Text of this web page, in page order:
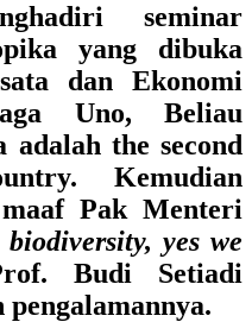
seminar
yang dibuka
dan Ekonomi
Uno, Beliau
adalah the second
Kemudian
Pak Menteri
yes we
Budi Setiadi